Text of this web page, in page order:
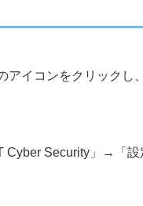
アイコンをクリック
Cyber Security」→「